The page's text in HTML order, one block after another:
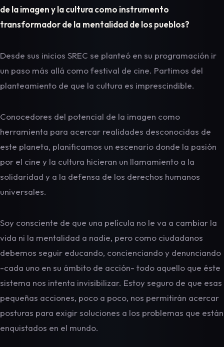
de la imagen y la cultura como instrumento
transformador de la mentalidad de los pueblos?
Desde sus inicios SREC se planteó en su programación ir
un paso más allá como festival de cine. Partimos del
planteamiento de que la cultura es imprescindible.
Conocedores del potencial de la imagen como
herramienta para acercar realidades desconocidas de
este planeta, planificamos un escenario donde la pasión
por el cine y la cultura hicieran un llamamiento a la
solidaridad y a la defensa de los derechos humanos
universales.
Soy consciente de que una película no le va a cambiar la
vida ni la mentalidad a nadie, pero como ciudadanos
debemos seguir educando, concienciando y denunciando
-cada uno en su ámbito de acción- todo aquello que éste
sistema nos intenta invisibilizar. Estoy seguro de que esas
pequeñas acciones, poco a poco, nos permitirán acercar
posturas para exigir soluciones a los problemas que están
enquistados en el mundo.